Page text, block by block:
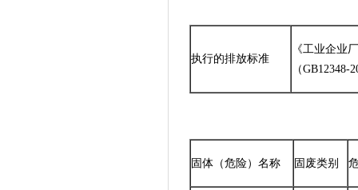
执行的排放标准
《工业企业
（GB12348-
固体（危险）名称 固废类别